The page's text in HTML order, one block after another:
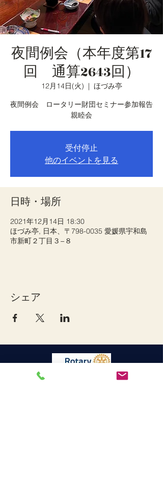
夜間例会（本年度第17
回 通算2643回）
12月14日(火)
  |
ほづみ亭
夜間例会 ロータリー財団セミナー参加報告
親睦会
受付停止
他のイベントを見る
日時・場所
2021年12月14日 18:30
ほづみ亭, 日本、〒798-0035 愛媛県宇和島
市新町２丁目３−８
シェア